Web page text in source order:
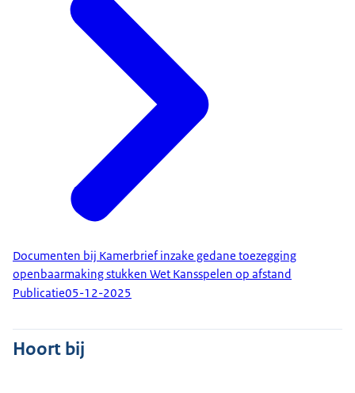
Documenten bij Kamerbrief inzake gedane toezegging
openbaarmaking stukken Wet Kansspelen op afstand
Publicatie05-12-2025
Hoort bij